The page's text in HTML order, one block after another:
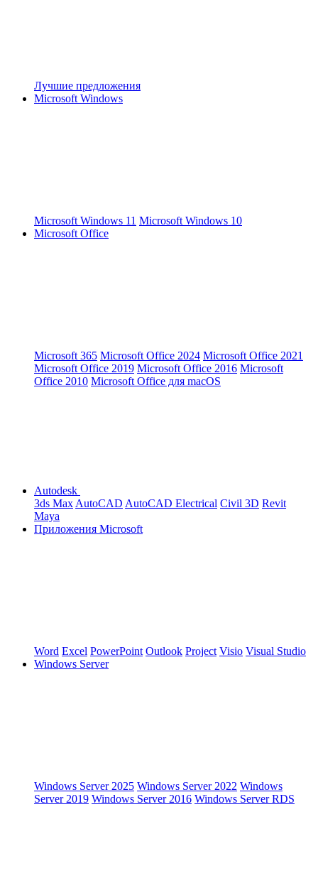
Лучшие предложения
Microsoft Windows
Microsoft Windows 11 Microsoft Windows 10
Microsoft Office
Microsoft 365 Microsoft Office 2024 Microsoft Office 2021
Microsoft Office 2019 Microsoft Office 2016 Microsoft
Office 2010 Microsoft Office для macOS
Autodesk
3ds Max AutoCAD AutoCAD Electrical Civil 3D Revit
Maya
Приложения Microsoft
Word Excel PowerPoint Outlook Project Visio Visual Studio
Windows Server
Windows Server 2025 Windows Server 2022 Windows
Server 2019 Windows Server 2016 Windows Server RDS